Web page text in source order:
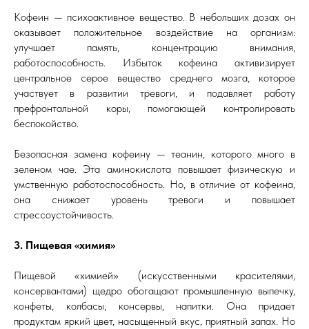
Кофеин — психоактивное вещество. В небольших дозах он
оказывает положительное воздействие на организм:
улучшает память, концентрацию внимания,
работоспособность. Избыток кофеина активизирует
центральное серое вещество среднего мозга, которое
участвует в развитии тревоги, и подавляет работу
префронтальной коры, помогающей контролировать
беспокойство.
Безопасная замена кофеину — теанин, которого много в
зеленом чае. Эта аминокислота повышает физическую и
умственную работоспособность. Но, в отличие от кофеина,
она снижает уровень тревоги и повышает
стрессоустойчивость.
3. Пищевая «химия»
Пищевой «химией» (искусственными красителями,
консервантами) щедро обогащают промышленную выпечку,
конфеты, колбасы, консервы, напитки. Она придает
продуктам яркий цвет, насыщенный вкус, приятный запах. Но